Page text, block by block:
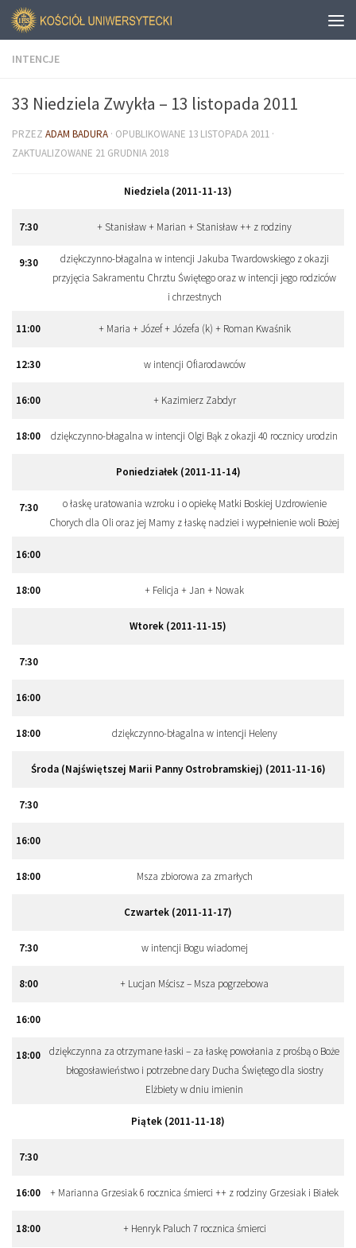
INTENCJE
33 Niedziela Zwykła – 13 listopada 2011
PRZEZ ADAM BADURA · OPUBLIKOWANE 13 LISTOPADA 2011 ·
ZAKTUALIZOWANE 21 GRUDNIA 2018
Niedziela (2011-11-13)
7:30 + Stanisław + Marian + Stanisław ++ z rodziny
9:30
dziękczynno-błagalna w intencji Jakuba Twardowskiego z okazji
przyjęcia Sakramentu Chrztu Świętego oraz w intencji jego rodziców
i chrzestnych
11:00 + Maria + Józef + Józefa (k) + Roman Kwaśnik
12:30 w intencji Ofiarodawców
16:00 + Kazimierz Zabdyr
18:00 dziękczynno-błagalna w intencji Olgi Bąk z okazji 40 rocznicy urodzin
Poniedziałek (2011-11-14)
7:30
o łaskę uratowania wzroku i o opiekę Matki Boskiej Uzdrowienie
Chorych dla Oli oraz jej Mamy z łaskę nadziei i wypełnienie woli Bożej
16:00
18:00 + Felicja + Jan + Nowak
Wtorek (2011-11-15)
7:30
16:00
18:00 dziękczynno-błagalna w intencji Heleny
Środa (Najświętszej Marii Panny Ostrobramskiej) (2011-11-16)
7:30
16:00
18:00 Msza zbiorowa za zmarłych
Czwartek (2011-11-17)
7:30 w intencji Bogu wiadomej
8:00 + Lucjan Mścisz – Msza pogrzebowa
16:00
18:00
dziękczynna za otrzymane łaski – za łaskę powołania z prośbą o Boże
błogosławieństwo i potrzebne dary Ducha Świętego dla siostry
Elżbiety w dniu imienin
Piątek (2011-11-18)
7:30
16:00 + Marianna Grzesiak 6 rocznica śmierci ++ z rodziny Grzesiak i Białek
18:00 + Henryk Paluch 7 rocznica śmierci